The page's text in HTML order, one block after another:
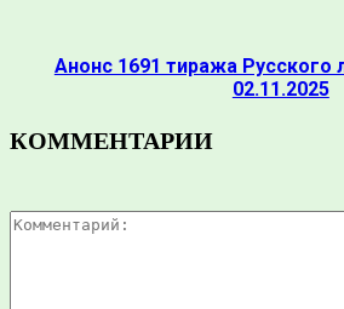
Анонс 1691 тиража
02.11.2025
КОММЕНТАРИИ